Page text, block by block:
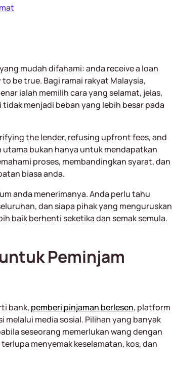
mudah difahami: anda receive a loan
be true. Bagi ramai rakyat Malaysia,
ialah memilih cara yang selamat, jelas,
menjadi beban yang lebih besar pada
the lender, refusing upfront fees, and
bukan hanya untuk mendapatkan
proses, membandingkan syarat, dan
biasa anda.
anda menerimanya. Anda perlu tahu
dan siapa pihak yang menguruskan
baik berhenti seketika dan semak semula.
Peminjam
bank, pemberi pinjaman berlesen, platform
media sosial. Pilihan yang banyak
seseorang memerlukan wang dengan
menyemak keselamatan, kos, dan